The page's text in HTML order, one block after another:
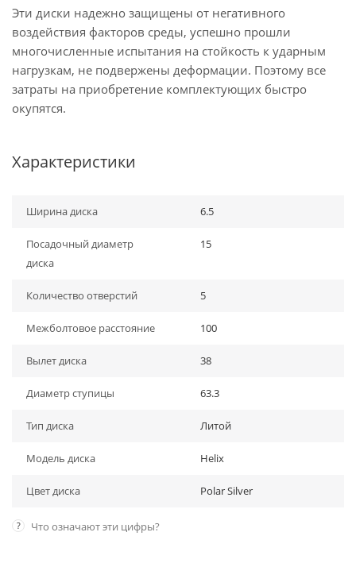
Эти диски надежно защищены от негативного
воздействия факторов среды, успешно прошли
многочисленные испытания на стойкость к ударным
нагрузкам, не подвержены деформации. Поэтому все
затраты на приобретение комплектующих быстро
окупятся.
Характеристики
Ширина диска 6.5
Посадочный диаметр
диска
15
Количество отверстий 5
Межболтовое расстояние 100
Вылет диска 38
Диаметр ступицы 63.3
Тип диска Литой
Модель диска Helix
Цвет диска Polar Silver
? Что означают эти цифры?